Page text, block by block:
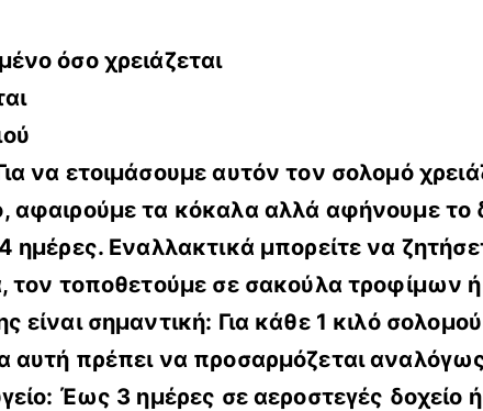
όσο χρειάζεται
να ετοιμάσουμε αυτόν τον σολομό
αφαιρούμε τα κόκαλα αλλά αφήνουμε το
ημέρες. Εναλλακτικά μπορείτε να
τον τοποθετούμε σε σακούλα τροφίμων
είναι σημαντική: Για κάθε 1 κιλό
αυτή πρέπει να προσαρμόζεται
Έως 3 ημέρες σε αεροστεγές